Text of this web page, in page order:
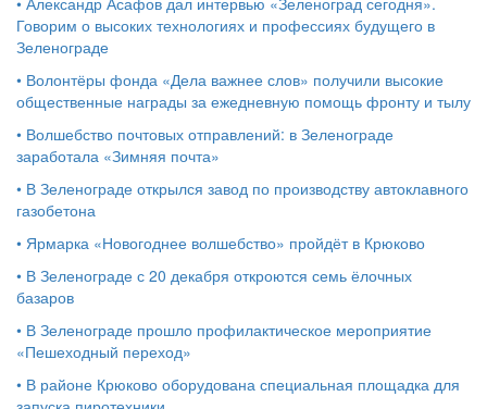
Говорим о высоких технологиях и профессиях будущего в
Зеленограде
• Волонтёры фонда «Дела важнее слов» получили высокие
общественные награды за ежедневную помощь фронту и тылу
• Волшебство почтовых отправлений: в Зеленограде
заработала «Зимняя почта»
• В Зеленограде открылся завод по производству автоклавного
газобетона
• Ярмарка «Новогоднее волшебство» пройдёт в Крюково
• В Зеленограде с 20 декабря откроются семь ёлочных
базаров
• В Зеленограде прошло профилактическое мероприятие
«Пешеходный переход»
• В районе Крюково оборудована специальная площадка для